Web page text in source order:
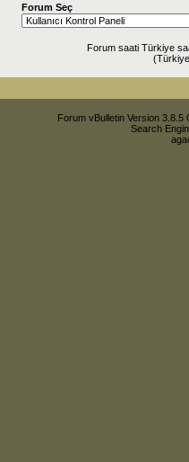
Forum Seç
Forum saati Türkiye
Forum vBulletin Version
Search